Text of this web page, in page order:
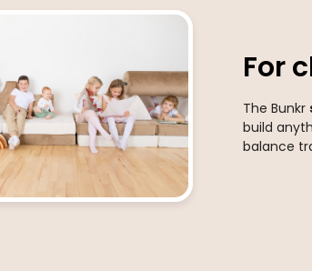
For
The Bunkr
build
balance